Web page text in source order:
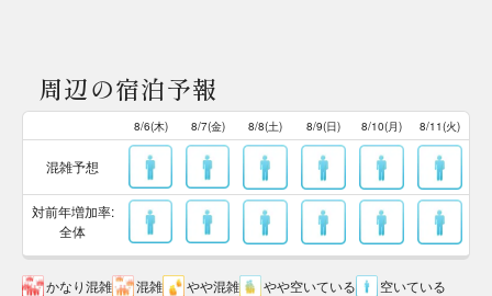
周辺の宿泊予報
8/6(木) 8/7(金) 8/8(土) 8/9(日) 8/10(月) 8/11(火)
混雑予想
対前年増加率:
全体
かなり混雑 混雑 やや混雑 やや空いている
空いている